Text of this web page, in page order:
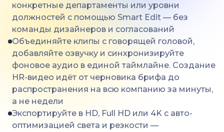
конкретные департаменты или уровни
должностей с помощью Smart Edit — без
команды дизайнеров и согласований
Объединяйте клипы с говорящей головой,
добавляйте озвучку и синхронизируйте
фоновое аудио в единой таймлайне. Создание
HR-видео идёт от черновика брифа до
распространения на всю компанию за минуты,
а не недели
Экспортируйте в HD, Full HD или 4K с авто-
оптимизацией света и резкости —